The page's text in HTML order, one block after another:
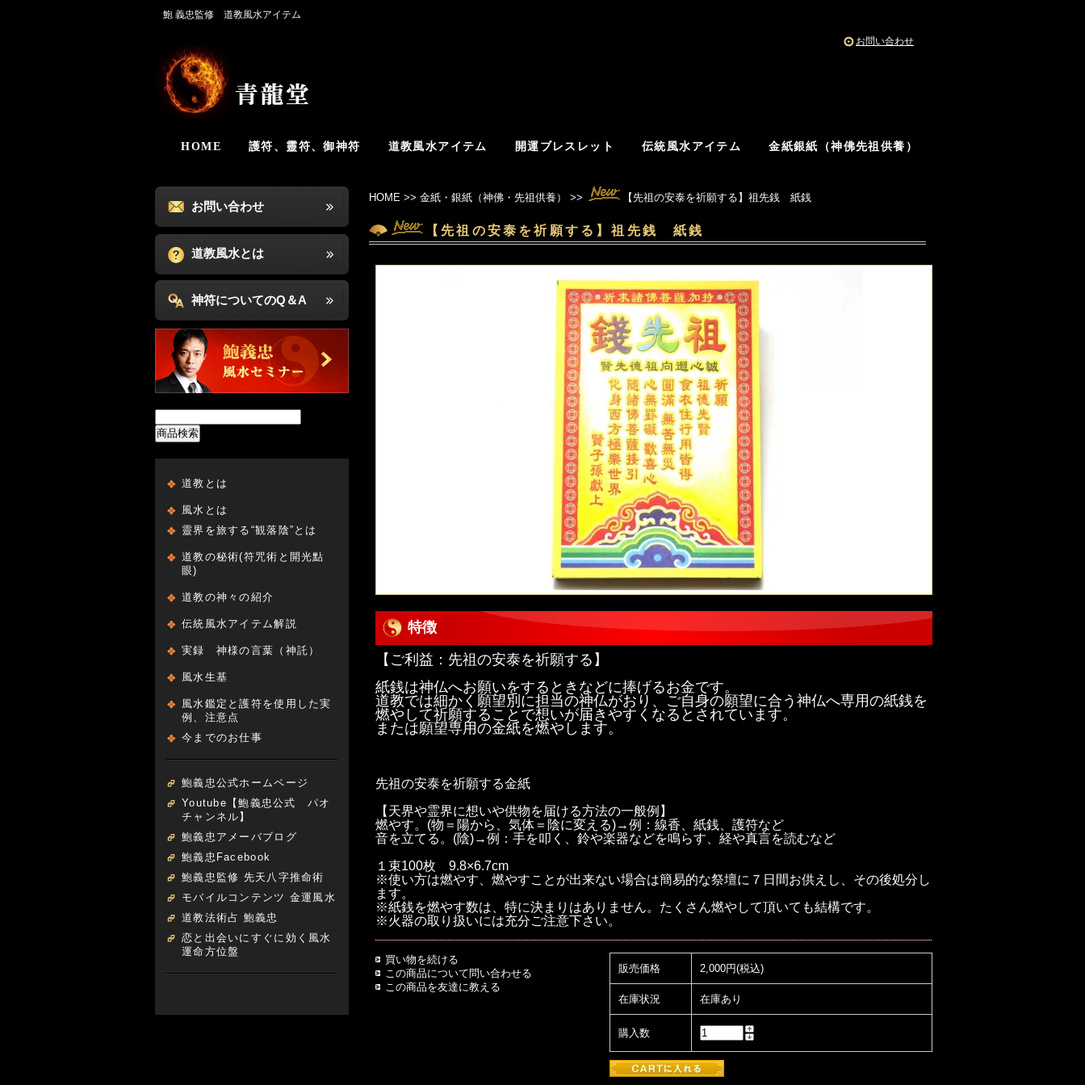
鮑 義忠監修 道教風水アイテム
お問い合わせ
HOME 護符、靈符、御神符 道教風水アイテム 開運ブレスレット 伝統風水アイテム 金紙銀紙（神佛先祖供養）
HOME >> 金紙・銀紙（神佛・先祖供養） >> 【先祖の安泰を祈願する】祖先銭 紙銭
【先祖の安泰を祈願する】祖先銭 紙銭
特徴
【ご利益：先祖の安泰を祈願する】
紙銭は神仏へお願いをするときなどに捧げるお金です。
道教では細かく願望別に担当の神仏がおり、ご自身の願望に合う神仏へ専用の紙銭を
燃やして祈願することで想いが届きやすくなるとされています。
または願望専用の金紙を燃やします。
先祖の安泰を祈願する金紙
【天界や霊界に想いや供物を届ける方法の一般例】
燃やす。(物＝陽から、気体＝陰に変える)→例：線香、紙銭、護符など
音を立てる。(陰)→例：手を叩く、鈴や楽器などを鳴らす、経や真言を読むなど
１束100枚 9.8×6.7cm
※使い方は燃やす、燃やすことが出来ない場合は簡易的な祭壇に７日間お供えし、その後処分し
ます。
※紙銭を燃やす数は、特に決まりはありません。たくさん燃やして頂いても結構です。
※火器の取り扱いには充分ご注意下さい。
買い物を続ける
この商品について問い合わせる
この商品を友達に教える
販売価格 2,000円(税込)
在庫状況 在庫あり
購入数
お問い合わせ
道教風水とは
神符についてのQ＆A
商品検索
道教とは
風水とは
靈界を旅する“観落陰”とは
道教の秘術(符咒術と開光點
眼)
道教の神々の紹介
伝統風水アイテム解説
実録 神様の言葉（神託）
風水生基
風水鑑定と護符を使用した実
例、注意点
今までのお仕事
鮑義忠公式ホームページ
Youtube【鮑義忠公式 パオ
チャンネル】
鮑義忠アメーバブログ
鮑義忠Facebook
鮑義忠監修 先天八字推命術
モバイルコンテンツ 金運風水
道教法術占 鮑義忠
恋と出会いにすぐに効く風水
運命方位盤